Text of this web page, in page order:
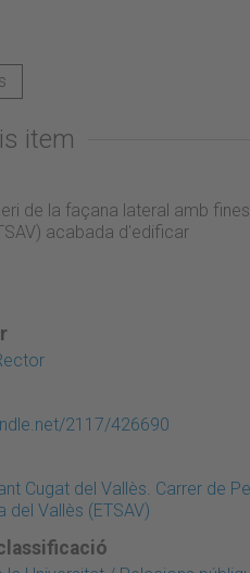
item
de la façana lateral amb
acabada d'edificar
2117/426690
Cugat del Vallès. Carrer de
del Vallès (ETSAV)